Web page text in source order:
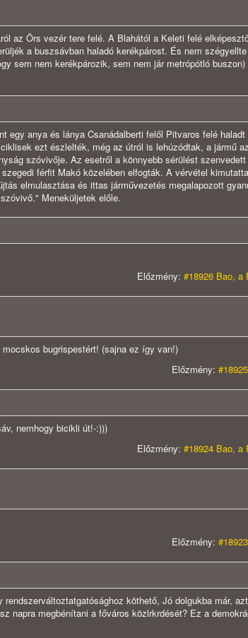
az Örs vezér tere felé. A Blahától a Keleti felé
a buszsávban haladó kerékpárost. És nem
sem nem kerékpározik, sem nem jár metrópótló
egy anya és lánya Csanádalberti felől Pitvaros felé
ezt észlelték, még az útról is lehúzódtak, a jármű
szóvivője. Az esetről a könnyebb sérülést
férfit Makó közelében elfogták. A vérvétel
elmulasztása és ittas járművezetés megalapozott
Meneküljetek előle.
Előzmény: #18926 Bao, a
bugrispestért! (sajna ez így van!)
Előzmény:
nemhogy bicikli út!-:)))
Előzmény: #18924 Bao, a
Előzmény:
köthető, Jó dolgukba már,
napra megbénítani a főváros közlrkrdését? Ez a